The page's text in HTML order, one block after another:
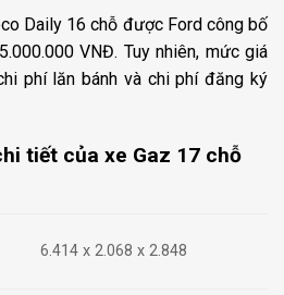
Daily 16 chỗ được Ford công bố
VNĐ. Tuy nhiên, mức giá
phí lăn bánh và chi phí đăng ký
tiết của xe Gaz 17 chỗ
6.414 x 2.068 x 2.848